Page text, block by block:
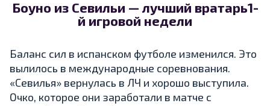
Боуно из Севильи — лучший вратарь1-
й игровой недели
Баланс сил в испанском футболе изменился. Это
вылилось в международные соревнования.
«Севилья» вернулась в ЛЧ и хорошо выступила.
Очко, которое они заработали в матче с